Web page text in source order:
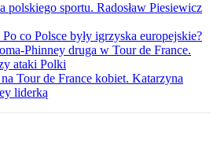
polskiego sportu. Radosław Piesiewicz
co Polsce były igrzyska europejskie?
Phinney druga w Tour de France.
ataki Polki
Tour de France kobiet. Katarzyna
liderką